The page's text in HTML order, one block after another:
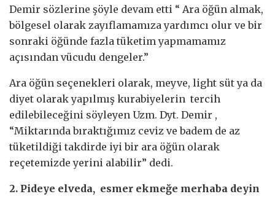
Demir sözlerine şöyle devam etti “ Ara öğün almak,
bölgesel olarak zayıflamamıza yardımcı olur ve bir
sonraki öğünde fazla tüketim yapmamamız
açısından vücudu dengeler.”
Ara öğün seçenekleri olarak, meyve, light süt ya da
diyet olarak yapılmış kurabiyelerin tercih
edilebileceğini söyleyen Uzm. Dyt. Demir ,
“Miktarında bıraktığımız ceviz ve badem de az
tüketildiği takdirde iyi bir ara öğün olarak
reçetemizde yerini alabilir” dedi.
2. Pideye elveda, esmer ekmeğe merhaba deyin